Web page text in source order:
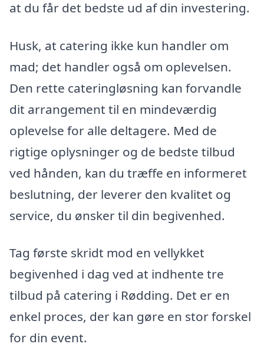
at du får det bedste ud af din investering.
Husk, at catering ikke kun handler om
mad; det handler også om oplevelsen.
Den rette cateringløsning kan forvandle
dit arrangement til en mindeværdig
oplevelse for alle deltagere. Med de
rigtige oplysninger og de bedste tilbud
ved hånden, kan du træffe en informeret
beslutning, der leverer den kvalitet og
service, du ønsker til din begivenhed.
Tag første skridt mod en vellykket
begivenhed i dag ved at indhente tre
tilbud på catering i Rødding. Det er en
enkel proces, der kan gøre en stor forskel
for din event.